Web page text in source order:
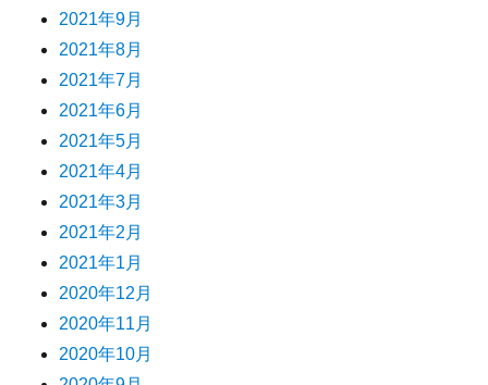
2021年9月
2021年8月
2021年7月
2021年6月
2021年5月
2021年4月
2021年3月
2021年2月
2021年1月
2020年12月
2020年11月
2020年10月